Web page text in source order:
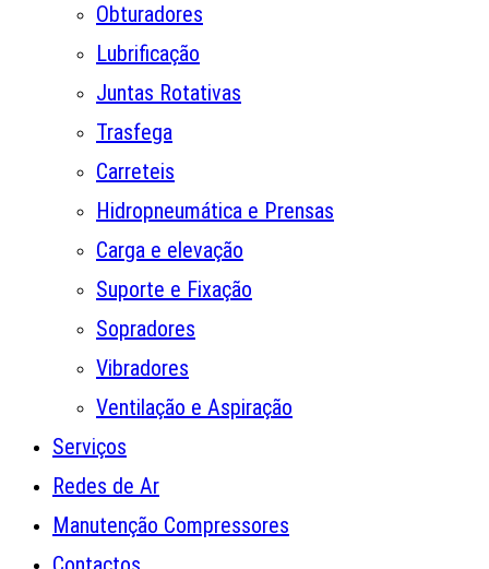
Obturadores
Lubrificação
Juntas Rotativas
Trasfega
Carreteis
Hidropneumática e Prensas
Carga e elevação
Suporte e Fixação
Sopradores
Vibradores
Ventilação e Aspiração
Serviços
Redes de Ar
Manutenção Compressores